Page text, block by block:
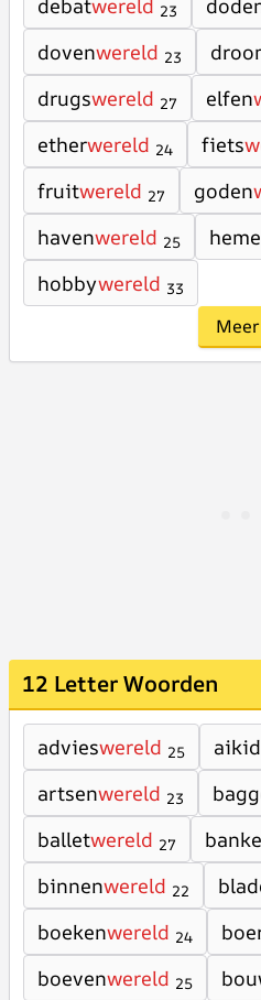
debatwereld 23
dovenwereld 23
drugswereld 27 elfen
etherwereld 24 fiets
fruitwereld 27 goden
havenwereld 25
hobbywereld 33
12 Letter Woorden
advieswereld 25
artsenwereld 23
balletwereld 27
binnenwereld 22
boekenwereld 24
boevenwereld 25